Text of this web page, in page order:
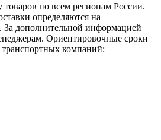
по всем регионам России.
определяются на
За дополнительной информацией
Ориентировочные сроки
компаний: